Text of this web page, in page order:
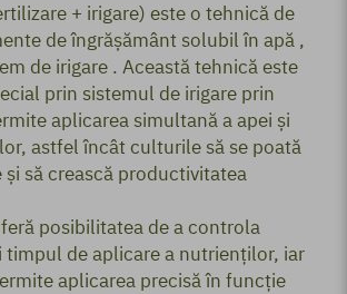
+ irigare) este o tehnică de
de îngrășământ solubil în apă ,
de irigare . Această tehnică este
prin sistemul de irigare prin
aplicarea simultană a apei și
astfel încât culturile să se poată
și să crească productivitatea
posibilitatea de a controla
timpul de aplicare a nutrienților, iar
aplicarea precisă în funcție